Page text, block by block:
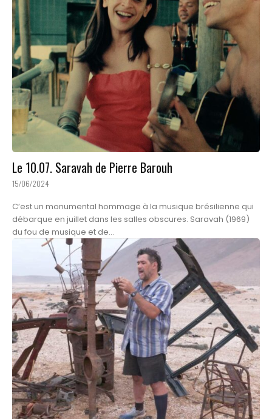
Le 10.07. Saravah de Pierre Barouh
15/06/2024
C’est un monumental hommage à la musique brésilienne qui
débarque en juillet dans les salles obscures. Saravah (1969)
du fou de musique et de...